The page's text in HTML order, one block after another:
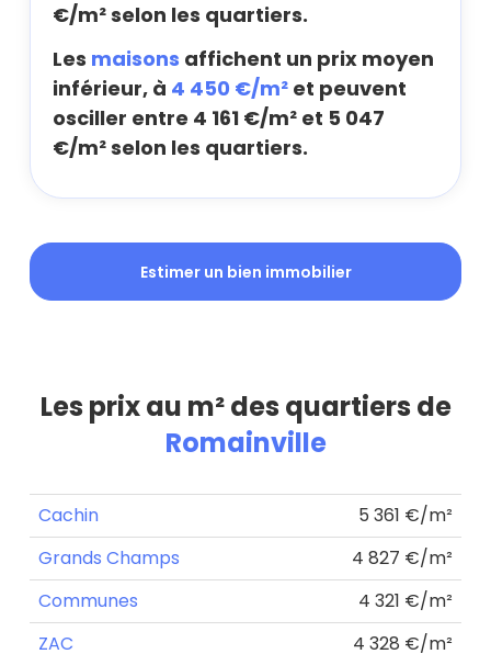
€/m² selon les quartiers.
Les maisons affichent un prix moyen
inférieur, à 4 450 €/m² et peuvent
osciller entre 4 161 €/m² et 5 047
€/m² selon les quartiers.
Estimer un bien immobilier
Les prix au m² des quartiers de
Romainville
Cachin
5 361 €/m²
Grands Champs
4 827 €/m²
Communes
4 321 €/m²
ZAC
4 328 €/m²